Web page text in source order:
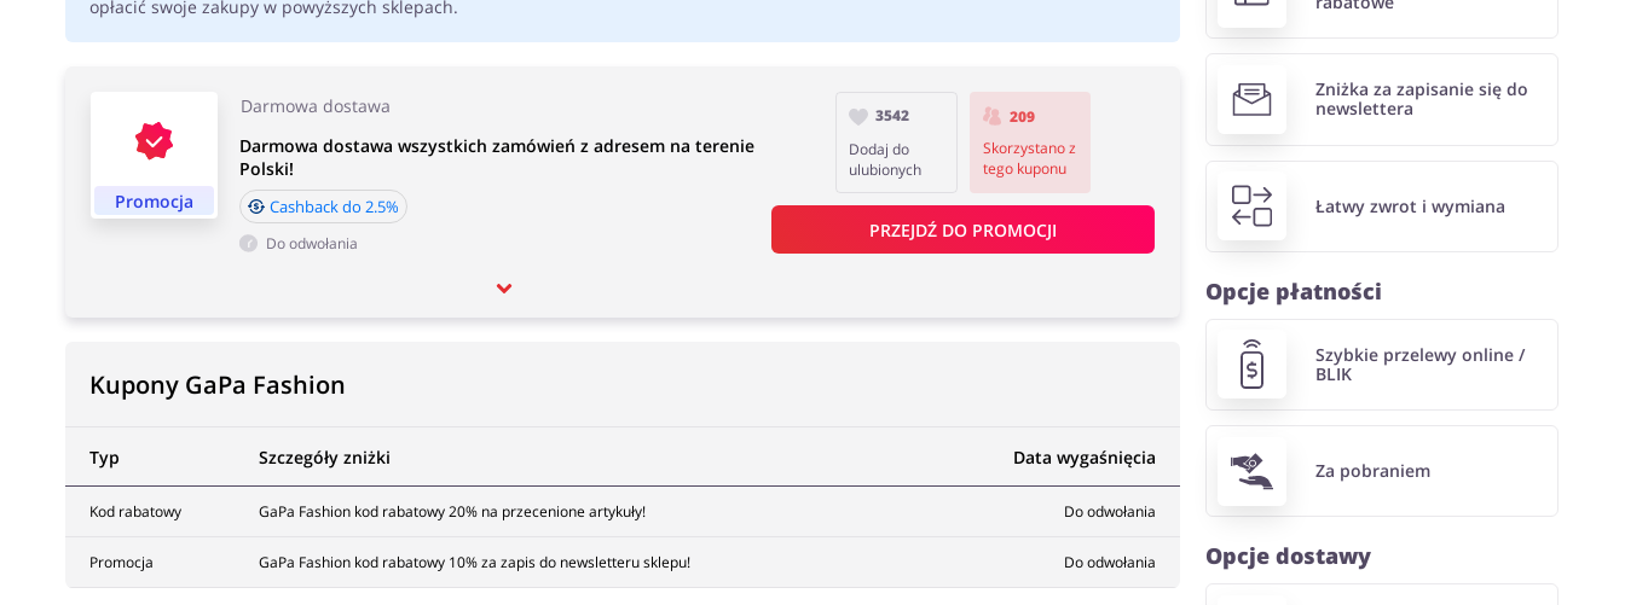
Promocja
Darmowa dostawa
Darmowa dostawa wszystkich zamówień z adresem na terenie
Polski!
Cashback do 2.5%
Do odwołania
3542
Dodaj do
ulubionych
209
Skorzystano z
tego kuponu
PRZEJDŹ DO PROMOCJI
opłacić swoje zakupy w powyższych sklepach.
Kupony GaPa Fashion
Typ Szczegóły zniżki Data wygaśnięcia
Kod rabatowy GaPa Fashion kod rabatowy 20% na przecenione artykuły! Do odwołania
Promocja GaPa Fashion kod rabatowy 10% za zapis do newsletteru sklepu! Do odwołania
Zniżka za zapisanie się do
newslettera
Łatwy zwrot i wymiana
Opcje płatności
Szybkie przelewy online /
BLIK
Za pobraniem
Opcje dostawy